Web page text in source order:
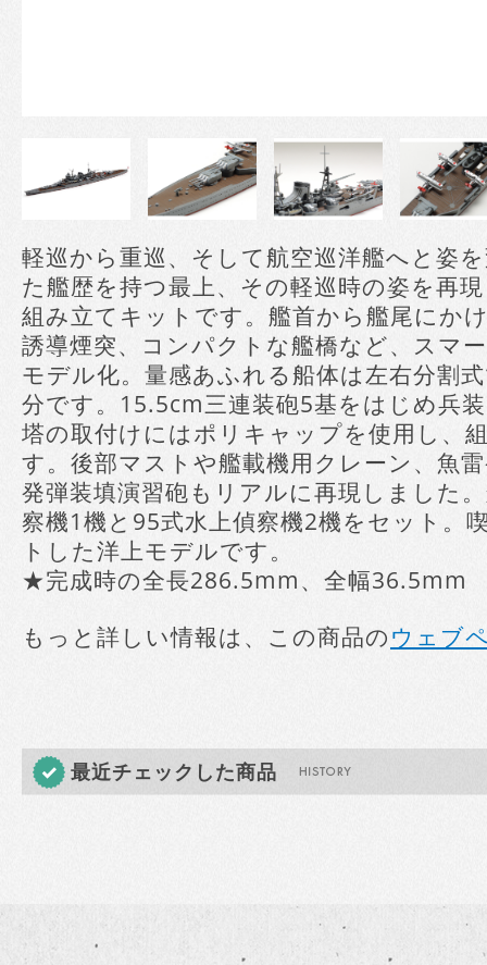
軽巡から重巡、そして航空巡洋艦へと姿
た艦歴を持つ最上、その軽巡時の姿を再
組み立てキットです。艦首から艦尾にか
誘導煙突、コンパクトな艦橋など、スマ
モデル化。量感あふれる船体は左右分割
分です。15.5cm三連装砲5基をはじめ兵
塔の取付けにはポリキャップを使用し、
す。後部マストや艦載機用クレーン、魚
発弾装填演習砲もリアルに再現しました
察機1機と95式水上偵察機2機をセット。
トした洋上モデルです。
★完成時の全長286.5mm、全幅36.5mm
もっと詳しい情報は、この商品のウェブ
最近チェックした商品